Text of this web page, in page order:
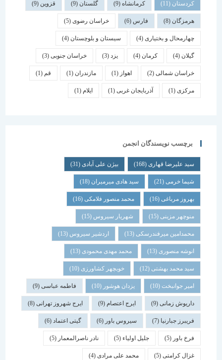
کردستان(11) کرمانشاه(9) گلستان (9) قزوین
هرمزگان(8) فارس خراسان رضوی(5)
چهارمحال و بختیاری (4) سیستان و بلوچستان(4)
کرمان یزد خراسان جنوبی(3)
خراسان شمالی(2) اهواز مازندران(1) قم
(1) آذربایجان غربی(1) ایلام
برچسب نویسندگان انجمن
سید علیرضا قهاری(168) بیژن علی آبادی(31)
شیما خرمی(21) سید هادی میرمیران(18)
بهروز مرباغی (16) محمد منصور فلامکی (16)
منوچهر مزینی(15) شهریار سیروس(15)
محمدامین میرفندرسکی(13) اردشیر سیروس(13)
انوشه منصوری(13) محمد مهدی محمودی(13)
سید محمد بهشتی(12) خوبچهر کشاورزی(10)
امیر جوانبخت(10) یزدان هوشور(10) فاطمه عباسی(9)
داریوش زمانی(9) ایرج اعتصام(9) ایرج شهروز تهرانی(8)
فریبرز جبارنیا(7) سیروس باور(6) گیتی اعتماد(6)
فرخ باور(5) جلیل اولیاء(5) نادر ناصرالمعمار (5)
غزال کرامتی(5) محمد علی مرادی(4)